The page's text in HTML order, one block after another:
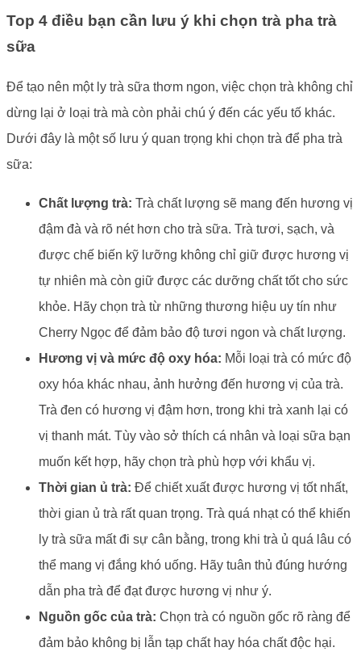
Top 4 điều bạn cần lưu ý khi chọn trà pha trà
sữa
Để tạo nên một ly trà sữa thơm ngon, việc chọn trà không chỉ
dừng lại ở loại trà mà còn phải chú ý đến các yếu tố khác.
Dưới đây là một số lưu ý quan trọng khi chọn trà để pha trà
sữa:
Chất lượng trà: Trà chất lượng sẽ mang đến hương vị
đậm đà và rõ nét hơn cho trà sữa. Trà tươi, sạch, và
được chế biến kỹ lưỡng không chỉ giữ được hương vị
tự nhiên mà còn giữ được các dưỡng chất tốt cho sức
khỏe. Hãy chọn trà từ những thương hiệu uy tín như
Cherry Ngọc để đảm bảo độ tươi ngon và chất lượng.
Hương vị và mức độ oxy hóa: Mỗi loại trà có mức độ
oxy hóa khác nhau, ảnh hưởng đến hương vị của trà.
Trà đen có hương vị đậm hơn, trong khi trà xanh lại có
vị thanh mát. Tùy vào sở thích cá nhân và loại sữa bạn
muốn kết hợp, hãy chọn trà phù hợp với khẩu vị.
Thời gian ủ trà: Để chiết xuất được hương vị tốt nhất,
thời gian ủ trà rất quan trọng. Trà quá nhạt có thể khiến
ly trà sữa mất đi sự cân bằng, trong khi trà ủ quá lâu có
thể mang vị đắng khó uống. Hãy tuân thủ đúng hướng
dẫn pha trà để đạt được hương vị như ý.
Nguồn gốc của trà: Chọn trà có nguồn gốc rõ ràng để
đảm bảo không bị lẫn tạp chất hay hóa chất độc hại.